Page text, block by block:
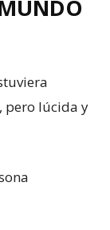
pero lúcida y